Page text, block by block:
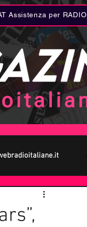
Assistenza per RADIO
Letteratura